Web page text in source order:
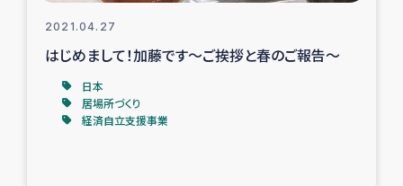
レバノンにおける緊急支援
レバノンでのシリア難民への教育支援事業
レバノンでのシリア難民・レバノン人への農業支援
2021.04.27
はじめまして！加藤です～ご挨拶と春のご報告～
日本
居場所づくり
経済自立支援事業